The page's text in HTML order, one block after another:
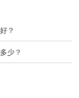
？
少？